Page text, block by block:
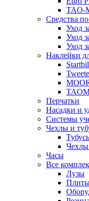
TAO-
Средства
Уход
Уход
Уход
Наклейки
Перчатки
Насадки и
Системы
Чехлы и
Чехлы
Часы
Все
Лузы